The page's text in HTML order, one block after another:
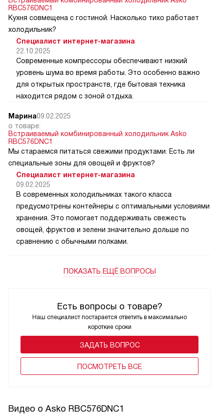
Есть вопросы о товаре?
Наш специалист постарается ответить в максимально
короткие сроки
ЗАДАТЬ ВОПРОС
ПОCМОТРЕТЬ ВСЕ
RBC576DNC1
Кухня совмещена с гостиной. Насколько тихо работает
холодильник?
Специалист интернет-магазина
22.10.2025
Современные компрессоры обеспечивают низкий
уровень шума во время работы. Это особенно важно
для открытых пространств, где бытовая техника
находится рядом с зоной отдыха.
Марина09.02.2025
о товаре:
Встраиваемый комбинированный холодильник Asko
RBC576DNC1
Мы стараемся питаться свежими продуктами. Есть ли
специальные зоны для овощей и фруктов?
Специалист интернет-магазина
09.02.2025
В современных холодильниках такого класса
предусмотрены контейнеры с оптимальными условиями
хранения. Это помогает поддерживать свежесть
овощей, фруктов и зелени значительно дольше по
сравнению с обычными полками.
ПОКАЗАТЬ ЕЩЁ ВОПРОСЫ
Видео о Asko RBC576DNC1